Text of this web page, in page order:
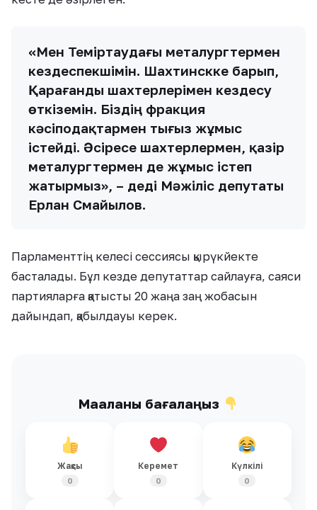
«Мен Теміртаудағы металургтермен
кездеспекшімін. Шахтинскке барып,
Қарағанды шахтерлерімен кездесу
өткіземін. Біздің фракция
кәсіподақтармен тығыз жұмыс
істейді. Әсіресе шахтерлермен, қазір
металургтермен де жұмыс істеп
жатырмыз», – деді Мәжіліс депутаты
Ерлан Смайылов.
Парламенттің келесі сессиясы қырүкйекте
басталады. Бұл кезде депутаттар сайлауға, саяси
партияларға қатысты 20 жаңа заң жобасын
дайындап, қабылдауы керек.
Мақаланы бағалаңыз
Жақсы
0
Керемет
0
Күлкілі
0